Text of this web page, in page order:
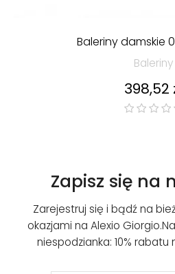
Baleriny damskie
Baleriny
Cena
398,52
Zapisz się na
Zarejestruj się i bądź na
okazjami na Alexio Giorgio.
niespodzianka: 10%